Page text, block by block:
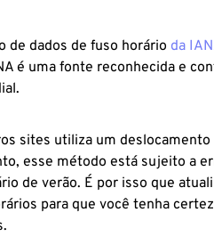
de dados de fuso horário da
é uma fonte reconhecida e
sites utiliza um
esse método está sujeito a
de verão. É por isso que
para que você tenha